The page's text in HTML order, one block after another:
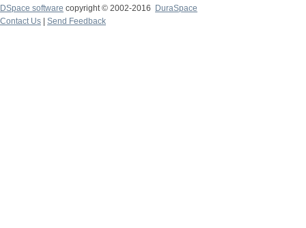
DSpace software copyright © 2002-2016
DuraSpace
Contact Us
Send Feedback